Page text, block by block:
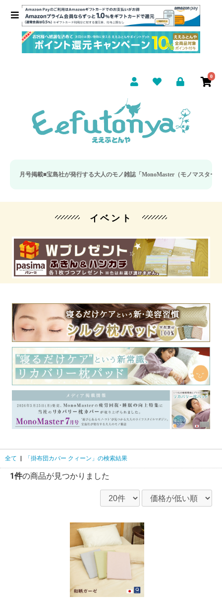
0
宝島社が発行する大人のモノ雑誌「MonoMaster（モノマスター）」の疲
イベント
全て 「掛布団カバー クィーン」の検索結果
1件の商品が見つかりました